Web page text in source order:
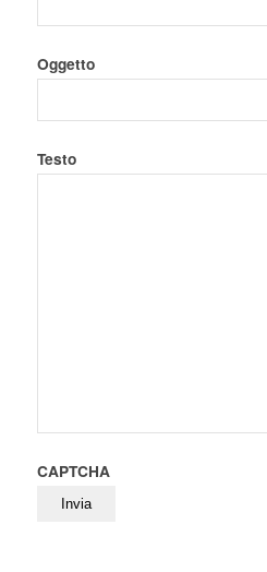
Oggetto
Testo
CAPTCHA